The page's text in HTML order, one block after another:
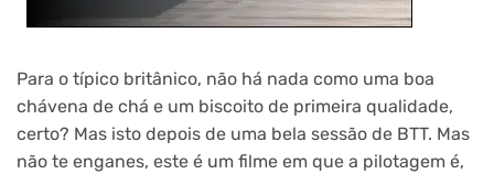
Para o típico britânico, não há nada como uma boa
chávena de chá e um biscoito de primeira qualidade,
certo? Mas isto depois de uma bela sessão de BTT. Mas
não te enganes, este é um filme em que a pilotagem é,